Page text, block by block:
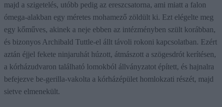
majd a szigetelés, utóbb pedig az ereszcsatorna, ami miatt a falon
ómega-alakban egy méretes mohamező zöldült ki. Ezt elégelte meg
egy kőműves, akinek a neje ebben az intézményben szült korábban,
és bizonyos Archibald Tuttle-el állt távoli rokoni kapcsolatban. Ezért
aztán éjjel fekete ninjaruhát húzott, átmászott a szögesdrót kerítésen,
a kórházudvaron található lomokból állványzatot épített, és hajnalra
befejezve be-gerilla-vakolta a kórházépület homlokzati részét, majd
sietve elmenekült.